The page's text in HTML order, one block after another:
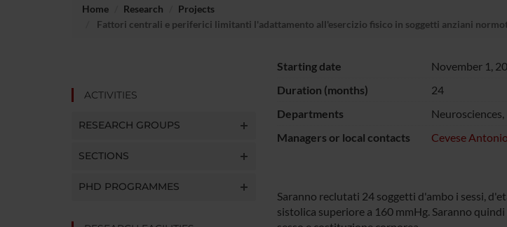
Home Research
Projects
Fattori centrali e periferici limitanti l'adattamento all'esercizio fisico in soggetti anziani
ACTIVITIES
RESEARCH GROUPS
SECTIONS
PHD PROGRAMMES
Starting date
November 1,
Duration (months)
24
Departments
Managers or local contacts
Cevese Antonio
Saranno reclutati 24 soggetti d'ambo i sessi,
sistolica superiore a 160 mmHg. Saranno